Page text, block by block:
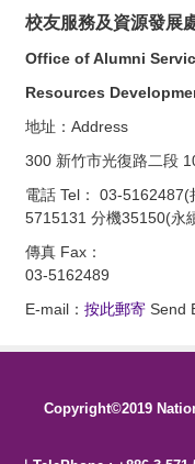
校友服務及資源發展
Office of Alumni
Resources
地址：Address
300 新竹市光復路二段
電話 Tel： 03-
5715131 分機35150(永
傳真 Fax：
03-5162489
E-mail： 按此郵寄 Send
Copyright©2019